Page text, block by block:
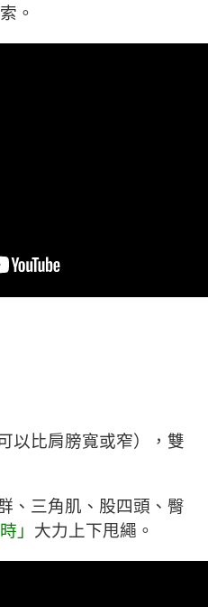
。
以比肩膀寬或窄），雙
、三角肌、股四頭、臀
」 大力上下甩繩。